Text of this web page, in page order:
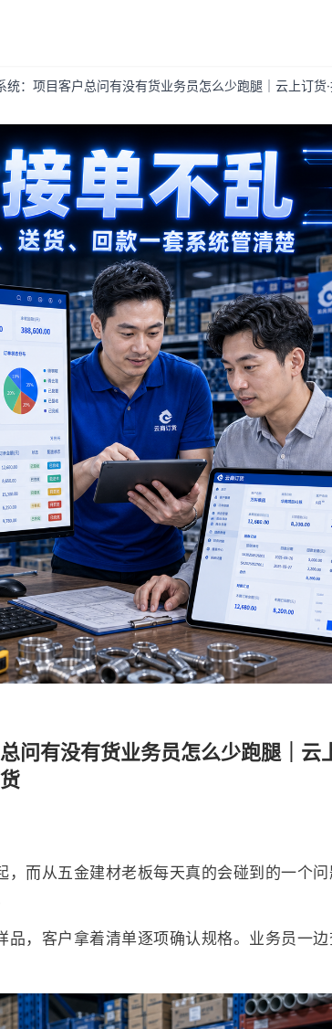
统：项目客户总问有没有货业务员怎么少跑腿｜云上订
问有没有货业务员怎么少跑腿｜云
而从五金建材老板每天真的会碰到的一个问
品，客户拿着清单逐项确认规格。业务员一